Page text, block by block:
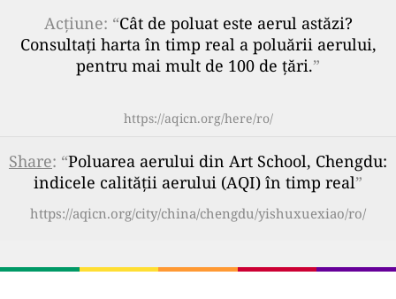
Acțiune: “Cât de poluat este aerul astăzi?
Consultați harta în timp real a poluării aerului,
pentru mai mult de 100 de țări.”
https://aqicn.org/here/ro/
Share: “Poluarea aerului din Art School, Chengdu:
indicele calității aerului (AQI) în timp real”
https://aqicn.org/city/china/chengdu/yishuxuexiao/ro/